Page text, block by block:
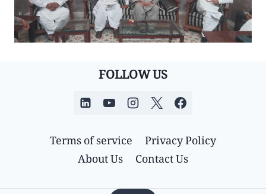
FOLLOW US
Privacy Policy
Terms of service
Contact Us
About Us